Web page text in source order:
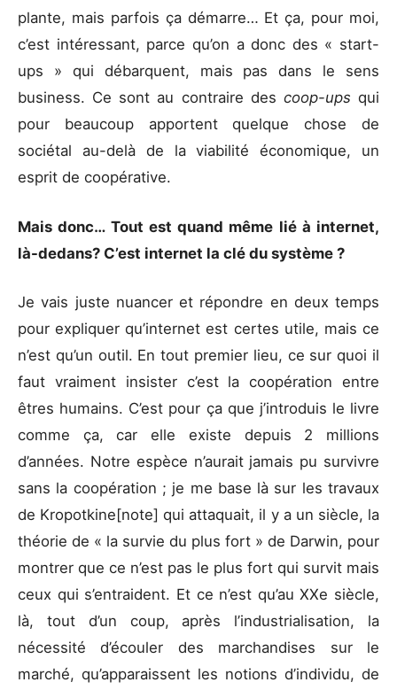
plante, mais parfois ça démarre… Et ça, pour moi,
c’est intéressant, parce qu’on a donc des « start-
ups » qui débarquent, mais pas dans le sens
business. Ce sont au contraire des coop-upsqui
pour beaucoup apportent quelque chose de
sociétal au-delà de la viabilité économique, un
esprit de coopérative.
Mais donc… Tout est quand même lié à internet,
là-dedans? C’est internet la clé du système ?
Je vais juste nuancer et répondre en deux temps
pour expliquer qu’internet est certes utile, mais ce
n’est qu’un outil. En tout premier lieu, ce sur quoi il
faut vraiment insister c’est la coopération entre
êtres humains. C’est pour ça que j’introduis le livre
comme ça, car elle existe depuis 2 millions
d’années. Notre espèce n’aurait jamais pu survivre
sans la coopération ; je me base là sur les travaux
de Kropotkine[note] qui attaquait, il y a un siècle, la
théorie de « la survie du plus fort » de Darwin, pour
montrer que ce n’est pas le plus fort qui survit mais
ceux qui s’entraident. Et ce n’est qu’au XXe siècle,
là, tout d’un coup, après l’industrialisation, la
nécessité d’écouler des marchandises sur le
marché, qu’apparaissent les notions d’individu, de